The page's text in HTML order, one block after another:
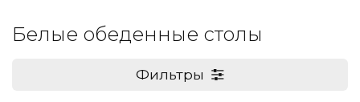
Белые обеденные столы
Фильтры